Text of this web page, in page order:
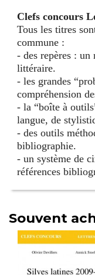
Clefs concours
Tous les titres
commune :
- des repères :
littéraire.
- les grandes
compréhension
- la “boîte à
langue, de
- des outils
bibliographie.
- un système de
références
Souvent